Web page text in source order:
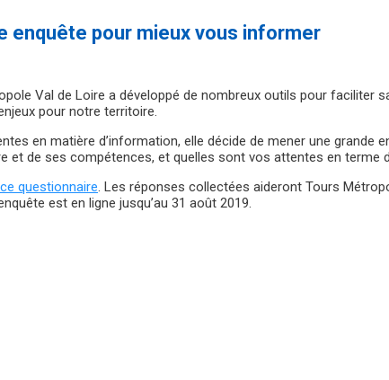
enquête pour mieux vous informer
Val de Loire a développé de nombreux outils pour faciliter
pour notre territoire.
en matière d’information, elle décide de mener une grande
et de ses compétences, et quelles sont vos attentes en terme
ce questionnaire. Les réponses collectées aideront Tours
est en ligne jusqu’au 31 août 2019.